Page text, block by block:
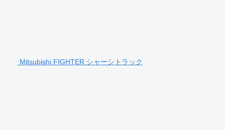
Mitsubishi FIGHTER シャーシトラック